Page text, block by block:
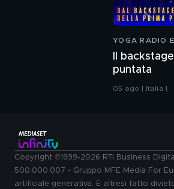
YOGA RADIO
Il
puntata
05 ago | Italia 1
Copyright ©1999-2026 RTI Business
500.000.007 - Gruppo MFE Media For
artificiale generativa. È altresì fatto